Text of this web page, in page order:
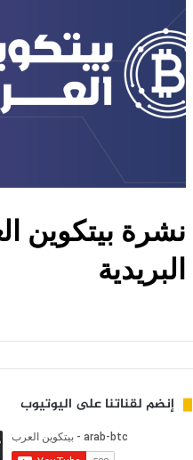
إنضم لقناتنا على اليوتيوب